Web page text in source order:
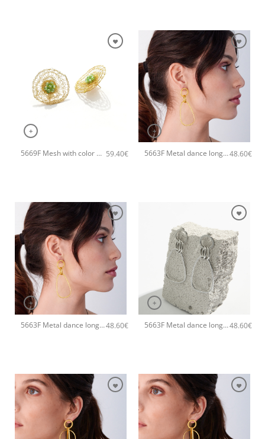
+
5669F Mesh with color χειροποίητα σκουλαρίκια Catherine bijoux Πράσινο 59.40€
+
5663F Metal dance long χειροποίητα σκουλαρίκια Catherine bijoux Χρυσό48.60€
+
5663F Metal dance long χειροποίητα σκουλαρίκια Catherine bijoux Ροζ χρυσό48.60€
+
5663F Metal dance long χειροποίητα σκουλαρίκια Catherine bijoux Ασημί48.60€